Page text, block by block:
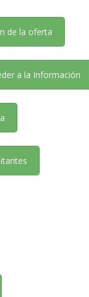
de la oferta
a la Información